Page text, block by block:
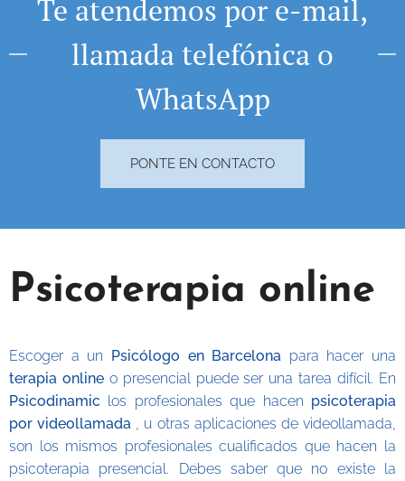
Te atendemos por e-mail,
llamada telefónica o
WhatsApp
PONTE EN CONTACTO
Psicoterapia online
Escoger a un Psicólogo en Barcelona para hacer una
terapia onlineo presencial puede ser una tarea difícil. En
Psicodinamic los profesionales que hacen psicoterapia
por videollamada , u otras aplicaciones de videollamada,
son los mismos profesionales cualificados que hacen la
psicoterapia presencial. Debes saber que no existe la